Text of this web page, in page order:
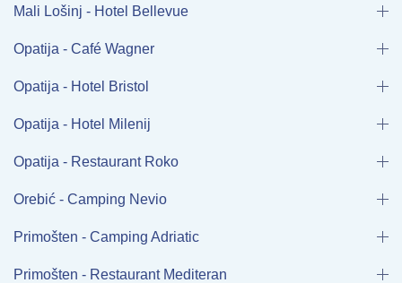
Mali Lošinj - Hotel Bellevue
Opatija - Café Wagner
Opatija - Hotel Bristol
Opatija - Hotel Milenij
Opatija - Restaurant Roko
Orebić - Camping Nevio
Primošten - Camping Adriatic
Primošten - Restaurant Mediteran